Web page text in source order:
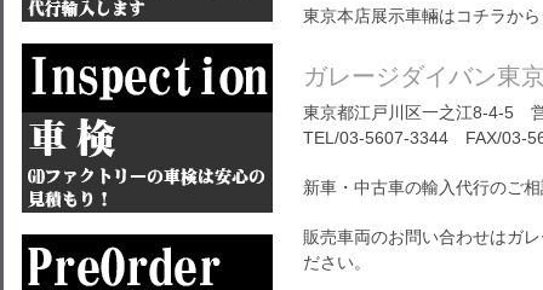
東京本店展示車輛はコチラか
ガレージダイバン東
東京都江戸川区一之江8-4-5
TEL/03-5607-3344 FAX/03-
新車・中古車の輸入代行のご
販売車両のお問い合わせはガ
ださい。